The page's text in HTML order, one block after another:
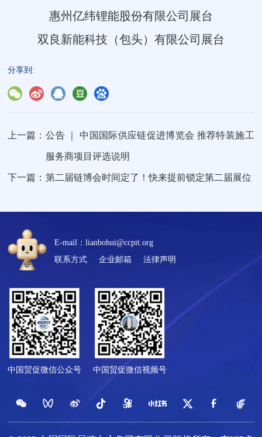
惠州亿纬锂能股份有限公司展台
双良新能科技（包头）有限公司展台
分享到:
上一篇： 公告 ｜ 中国国际供应链促进博览会 推荐特装施工
服务商项目评选说明
下一篇： 第二届链博会时间定了！快来提前锁定第二届展位
E-mail：lianbohui@ccpit.org
联系方式
企业邮箱 法律声明
中国贸促微信公众号 中国贸促微信视频号